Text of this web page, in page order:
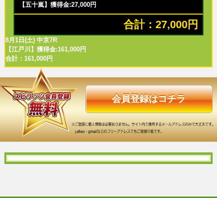
【五十嵐】獲得金:27,000円
合計：27,000円
8月1日(土) 中京7R
【江戸川】獲得金:161,000円
合計：161,000円
会員登録はコチラ